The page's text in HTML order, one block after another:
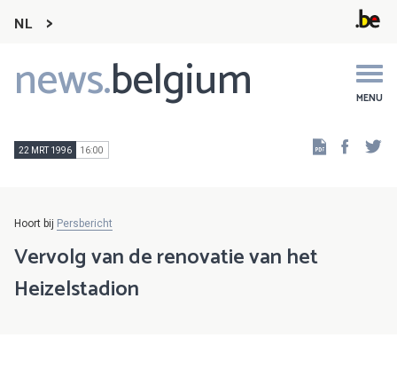
NL
news.belgium MENU
Main
navigation
22 MRT 1996 16:00
Hoort bij Persbericht
Vervolg van de renovatie van het
Heizelstadion